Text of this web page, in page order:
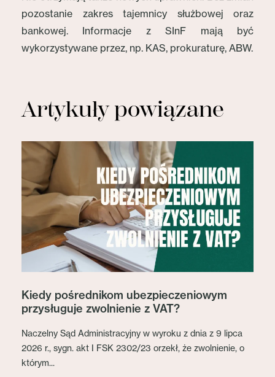
pozostanie zakres tajemnicy służbowej oraz
bankowej. Informacje z SInF mają być
wykorzystywane przez, np. KAS, prokuraturę, ABW.
Artykuły powiązane
Kiedy pośrednikom ubezpieczeniowym
przysługuje zwolnienie z VAT?
Naczelny Sąd Administracyjny w wyroku z dnia z 9 lipca
2026 r., sygn. akt I FSK 2302/23 orzekł, że zwolnienie, o
którym...